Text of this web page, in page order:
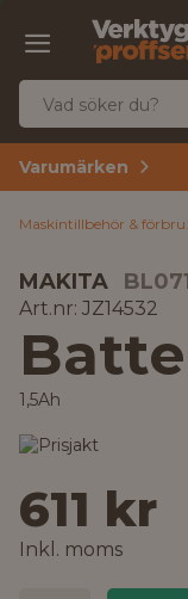
Varumärken
MAKITA
Art.nr: JZ14532
1,5Ah
611 kr
Inkl. moms